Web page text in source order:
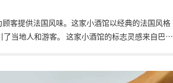
客提供法国风味。这家小酒馆以经典的法国风格
当地人和游客。 这家小酒馆的标志灵感来自巴黎
啡杯表面用牛奶泡沫创造美丽图像的方法，所以当